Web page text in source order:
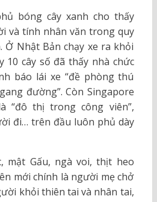
bóng cây xanh cho thấy
và tính nhân văn trong quy
Ở Nhật Bản chạy xe ra khỏi
10 cây số đã thấy nhà chức
báo lái xe “đề phòng thú
đường”. Còn Singapore
“đô thị trong công viên”,
đi… trên đầu luôn phủ dày
mật Gấu, ngà voi, thịt heo
mới chính là người mẹ chở
khỏi thiên tai và nhân tai,